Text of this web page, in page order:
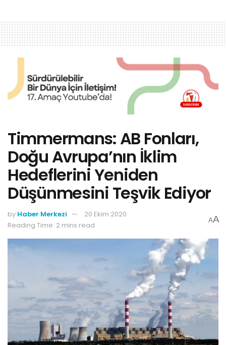
Timmermans: AB Fonları,
Doğu Avrupa’nın İklim
Hedeflerini Yeniden
Düşünmesini Teşvik Ediyor
by Haber Merkezi
20 Ekim 2020
Reading Time: 2 mins read
AA